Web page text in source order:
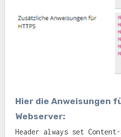
Hier die Anweisungen
Webserver:
Header always set